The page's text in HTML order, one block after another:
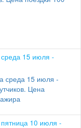
среда 15 июля -
среда 15 июля -
Цена
10 июля -